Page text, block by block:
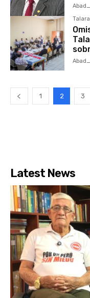
Talara
1 2 3
Latest News